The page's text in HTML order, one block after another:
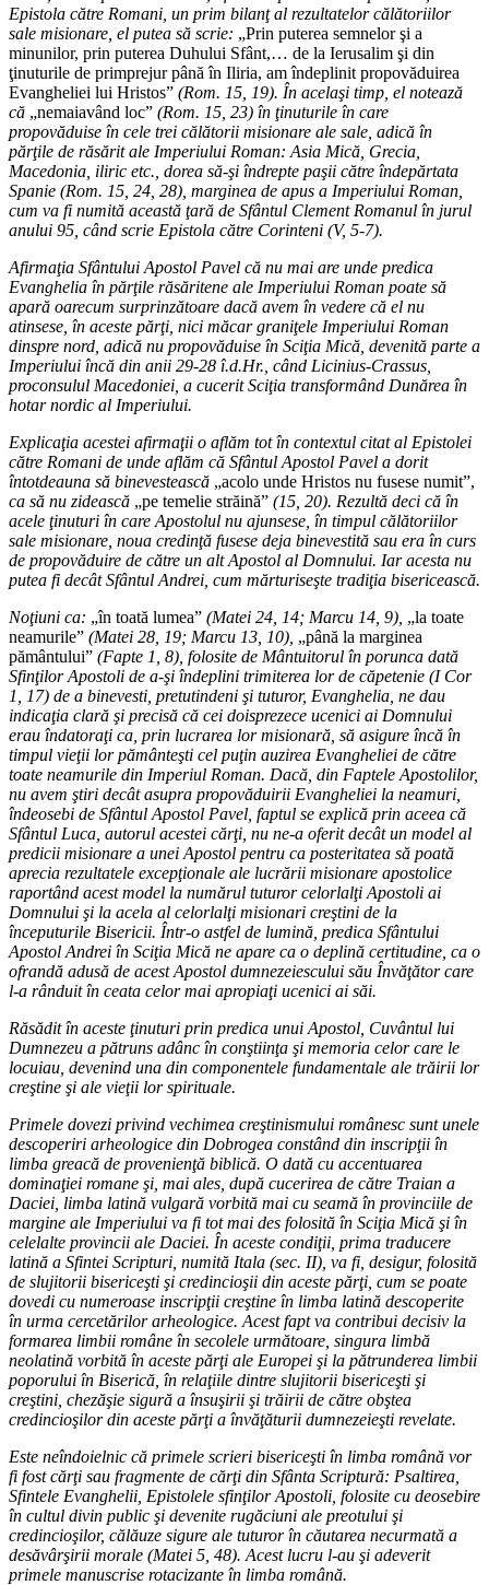
Epistola către Romani, un prim bilanţ al rezultatelor călătoriilor
sale misionare, el putea să scrie: „Prin puterea semnelor şi a
minunilor, prin puterea Duhului Sfânt,… de la Ierusalim şi din
ţinuturile de primprejur până în Iliria, am îndeplinit propovăduirea
Evangheliei lui Hristos” (Rom. 15, 19). În acelaşi timp, el notează
că „nemaiavând loc” (Rom. 15, 23) în ţinuturile în care
propovăduise în cele trei călătorii misionare ale sale, adică în
părţile de răsărit ale Imperiului Roman: Asia Mică, Grecia,
Macedonia, iliric etc., dorea să-şi îndrepte paşii către îndepărtata
Spanie (Rom. 15, 24, 28), marginea de apus a Imperiului Roman,
cum va fi numită această ţară de Sfântul Clement Romanul în jurul
anului 95, când scrie Epistola către Corinteni (V, 5-7).
Afirmaţia Sfântului Apostol Pavel că nu mai are unde predica
Evanghelia în părţile răsăritene ale Imperiului Roman poate să
apară oarecum surprinzătoare dacă avem în vedere că el nu
atinsese, în aceste părţi, nici măcar graniţele Imperiului Roman
dinspre nord, adică nu propovăduise în Sciţia Mică, devenită parte a
Imperiului încă din anii 29-28 î.d.Hr., când Licinius-Crassus,
proconsulul Macedoniei, a cucerit Sciţia transformând Dunărea în
hotar nordic al Imperiului.
Explicaţia acestei afirmaţii o aflăm tot în contextul citat al Epistolei
către Romani de unde aflăm că Sfântul Apostol Pavel a dorit
întotdeauna să binevestească „acolo unde Hristos nu fusese numit”,
ca să nu zidească „pe temelie străină” (15, 20). Rezultă deci că în
acele ţinuturi în care Apostolul nu ajunsese, în timpul călătoriilor
sale misionare, noua credinţă fusese deja binevestită sau era în curs
de propovăduire de către un alt Apostol al Domnului. Iar acesta nu
putea fi decât Sfântul Andrei, cum mărturiseşte tradiţia bisericească.
Noţiuni ca: „în toată lumea” (Matei 24, 14; Marcu 14, 9), „la toate
neamurile” (Matei 28, 19; Marcu 13, 10), „până la marginea
pământului” (Fapte 1, 8), folosite de Mântuitorul în porunca dată
Sfinţilor Apostoli de a-şi îndeplini trimiterea lor de căpetenie (I Cor
1, 17) de a binevesti, pretutindeni şi tuturor, Evanghelia, ne dau
indicaţia clară şi precisă că cei doisprezece ucenici ai Domnului
erau îndatoraţi ca, prin lucrarea lor misionară, să asigure încă în
timpul vieţii lor pământeşti cel puţin auzirea Evangheliei de către
toate neamurile din Imperiul Roman. Dacă, din Faptele Apostolilor,
nu avem ştiri decât asupra propovăduirii Evangheliei la neamuri,
îndeosebi de Sfântul Apostol Pavel, faptul se explică prin aceea că
Sfântul Luca, autorul acestei cărţi, nu ne-a oferit decât un model al
predicii misionare a unei Apostol pentru ca posteritatea să poată
aprecia rezultatele excepţionale ale lucrării misionare apostolice
raportând acest model la numărul tuturor celorlalţi Apostoli ai
Domnului şi la acela al celorlalţi misionari creştini de la
începuturile Bisericii. Într-o astfel de lumină, predica Sfântului
Apostol Andrei în Sciţia Mică ne apare ca o deplină certitudine, ca o
ofrandă adusă de acest Apostol dumnezeiescului său Învăţător care
l-a rânduit în ceata celor mai apropiaţi ucenici ai săi.
Răsădit în aceste ţinuturi prin predica unui Apostol, Cuvântul lui
Dumnezeu a pătruns adânc în conştiinţa şi memoria celor care le
locuiau, devenind una din componentele fundamentale ale trăirii lor
creştine şi ale vieţii lor spirituale.
Primele dovezi privind vechimea creştinismului românesc sunt unele
descoperiri arheologice din Dobrogea constând din inscripţii în
limba greacă de provenienţă biblică. O dată cu accentuarea
dominaţiei romane şi, mai ales, după cucerirea de către Traian a
Daciei, limba latină vulgară vorbită mai cu seamă în provinciile de
margine ale Imperiului va fi tot mai des folosită în Sciţia Mică şi în
celelalte provincii ale Daciei. În aceste condiţii, prima traducere
latină a Sfintei Scripturi, numită Itala (sec. II), va fi, desigur, folosită
de slujitorii bisericeşti şi credincioşii din aceste părţi, cum se poate
dovedi cu numeroase inscripţii creştine în limba latină descoperite
în urma cercetărilor arheologice. Acest fapt va contribui decisiv la
formarea limbii române în secolele următoare, singura limbă
neolatină vorbită în aceste părţi ale Europei şi la pătrunderea limbii
poporului în Biserică, în relaţiile dintre slujitorii bisericeşti şi
creştini, chezăşie sigură a însuşirii şi trăirii de către obştea
credincioşilor din aceste părţi a învăţăturii dumnezeieşti revelate.
Este neîndoielnic că primele scrieri bisericeşti în limba română vor
fi fost cărţi sau fragmente de cărţi din Sfânta Scriptură: Psaltirea,
Sfintele Evanghelii, Epistolele sfinţilor Apostoli, folosite cu deosebire
în cultul divin public şi devenite rugăciuni ale preotului şi
credincioşilor, călăuze sigure ale tuturor în căutarea necurmată a
desăvârşirii morale (Matei 5, 48). Acest lucru l-au şi adeverit
primele manuscrise rotacizante în limba română.